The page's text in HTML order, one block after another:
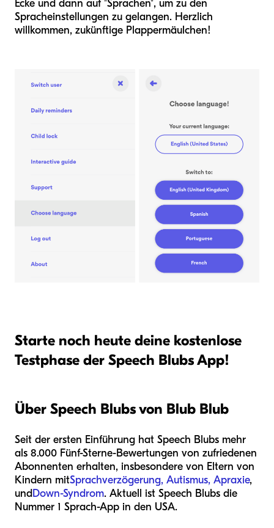
Ecke und dann auf "Sprachen", um zu den
Spracheinstellungen zu gelangen. Herzlich
willkommen, zukünftige Plappermäulchen!
Starte noch heute deine kostenlose
Testphase der Speech Blubs App!
Über Speech Blubs von Blub Blub
Seit der ersten Einführung hat Speech Blubs mehr
als 8.000 Fünf-Sterne-Bewertungen von zufriedenen
Abonnenten erhalten, insbesondere von Eltern von
Kindern mitSprachverzögerung, Autismus, Apraxie,
und Down-Syndrom. Aktuell ist Speech Blubs die
Nummer 1 Sprach-App in den USA.